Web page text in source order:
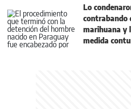
Lo
contrabando
marihuana y
medida